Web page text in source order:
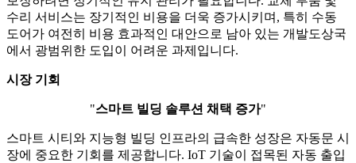
수리 서비스는 장기적인 비용을 더욱 증가시키며, 특히 수동
도어가 여전히 비용 효과적인 대안으로 남아 있는 개발도상국
에서 광범위한 도입이 어려운 과제입니다.
시장 기회
"스마트 빌딩 솔루션 채택 증가"
스마트 시티와 지능형 빌딩 인프라의 급속한 성장은 자동문 시
장에 중요한 기회를 제공합니다. IoT 기술이 접목된 자동 출입